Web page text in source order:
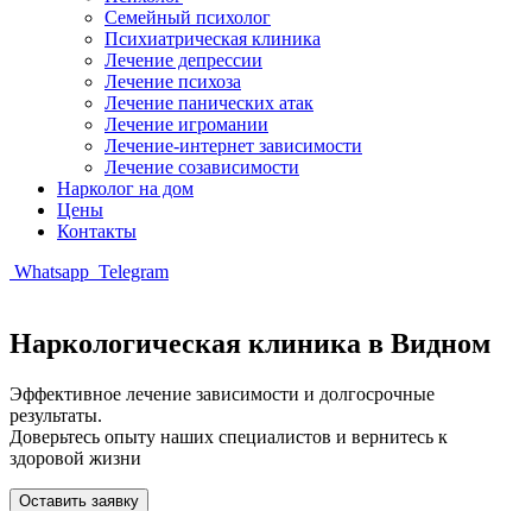
Семейный психолог
Психиатрическая клиника
Лечение депрессии
Лечение психоза
Лечение панических атак
Лечение игромании
Лечение-интернет зависимости
Лечение созависимости
Нарколог на дом
Цены
Контакты
Whatsapp Telegram
Наркологическая клиника в Видном
Эффективное лечение зависимости и долгосрочные
результаты.
Доверьтесь опыту наших специалистов и вернитесь к
здоровой жизни
Оставить заявку